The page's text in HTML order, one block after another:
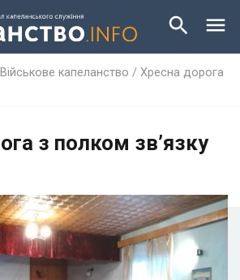
Військове капеланство / Хресна дорога
з полком зв’язку